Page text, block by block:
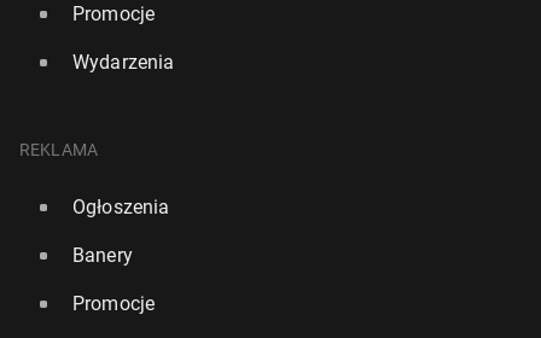
Promocje
Wydarzenia
REKLAMA
Ogłoszenia
Banery
Promocje